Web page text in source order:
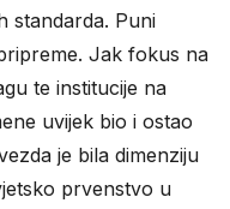
standarda. Puni
Jak fokus na
te institucije na
uvijek bio i ostao
je bila dimenziju
prvenstvo u